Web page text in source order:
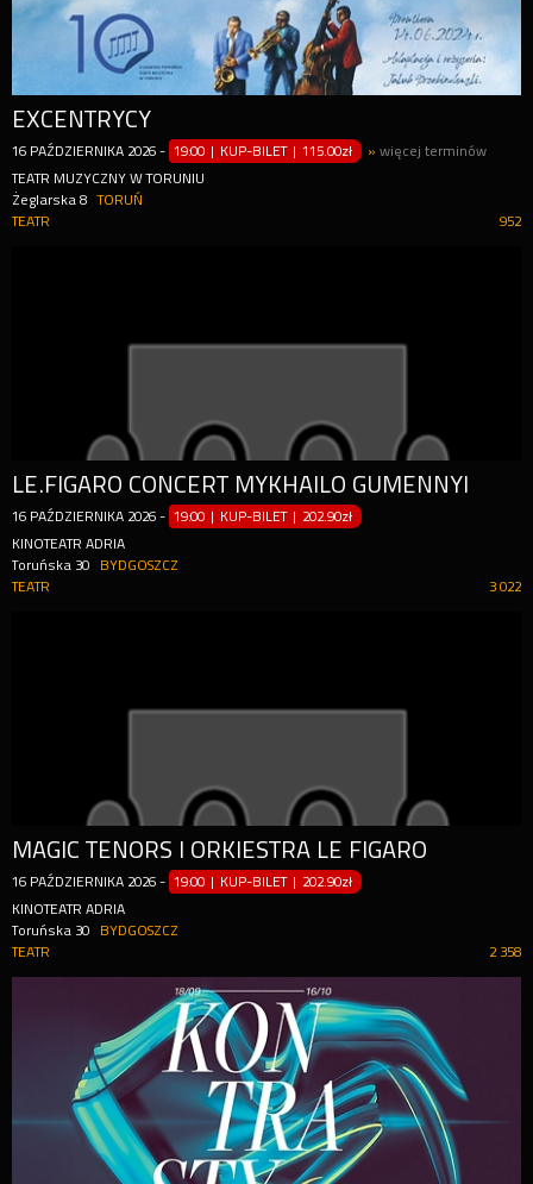
EXCENTRYCY
16 PAŹDZIERNIKA 2026 - 19:00 | KUP-BILET |115.00zł »więcej terminów
TEATR MUZYCZNY W TORUNIU
Żeglarska 8
TORUŃ
952
TEATR
LE.FIGARO CONCERT MYKHAILO GUMENNYI
16 PAŹDZIERNIKA 2026 - 19:00 | KUP-BILET | 202.90zł
KINOTEATR ADRIA
Toruńska 30
BYDGOSZCZ
3 022
TEATR
MAGIC TENORS I ORKIESTRA LE FIGARO
16 PAŹDZIERNIKA 2026 - 19:00 | KUP-BILET | 202.90zł
KINOTEATR ADRIA
Toruńska 30
BYDGOSZCZ
2 358
TEATR